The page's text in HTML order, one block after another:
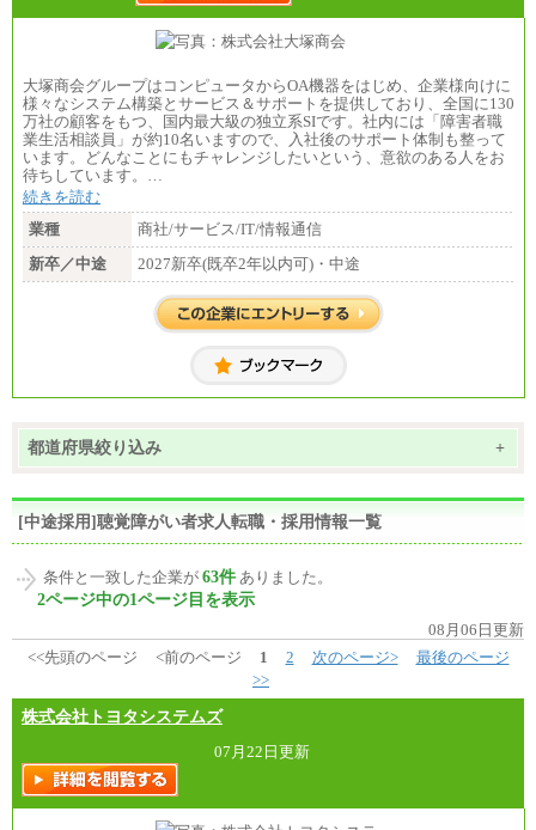
大塚商会グループはコンピュータからOA機器をはじめ、企業様向けに
様々なシステム構築とサービス＆サポートを提供しており、全国に130
万社の顧客をもつ、国内最大級の独立系SIです。社内には「障害者職
業生活相談員」が約10名いますので、入社後のサポート体制も整って
います。どんなことにもチャレンジしたいという、意欲のある人をお
待ちしています。…
続きを読む
業種
商社/サービス/IT/情報通信
新卒／中途
2027新卒(既卒2年以内可)・中途
都道府県絞り込み +
[中途採用]聴覚障がい者求人転職・採用情報一覧
条件と一致した企業が 63件 ありました。
2ページ中の1ページ目を表示
08月06日更新
<<先頭のページ
<前のページ 1 2 次のページ>
最後のページ
>>
株式会社トヨタシステムズ
07月22日更新